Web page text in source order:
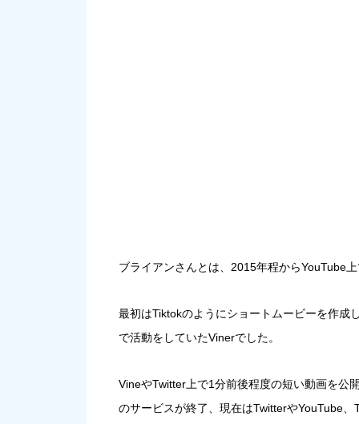
ブライアンさんとは、 2015年程からYouTube
最初はTiktokのようにショートムービーを作成
で活動をしていたVinerでした。
VineやTwitter上で1分前後程度の短い動画を公
のサービスが終了、現在はTwitterやYouTube